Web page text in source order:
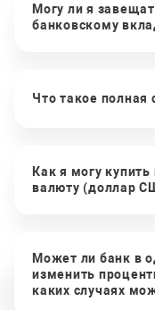
Могу ли я
банковскому
Что такое полная
Как я могу
валюту (доллар
Может ли банк в
изменить
каких случаях